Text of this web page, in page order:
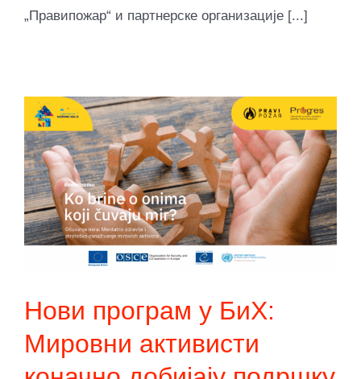
„Правипожар“ и партнерске организације [...]
Нови програм у БиХ:
Мировни активисти